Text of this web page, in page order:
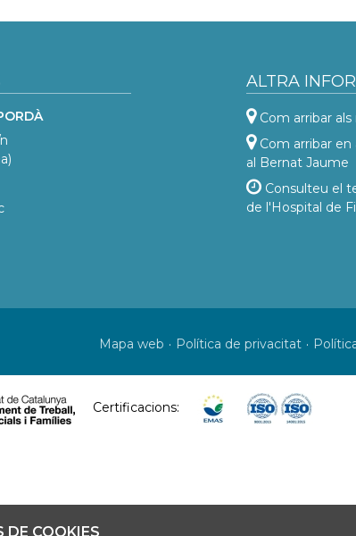
DE COOKIES
ALTRA
Com arribar
Com arribar
al Bernat Jaume
Consulteu el
de l'Hospital de
Mapa web Política de privacitat
Certificacions: